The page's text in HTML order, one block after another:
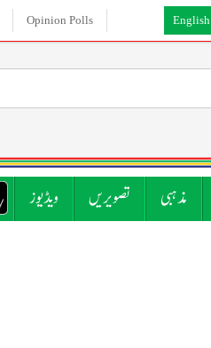
English
Opinion Polls
مذہبی تصویریں ویڈیوز